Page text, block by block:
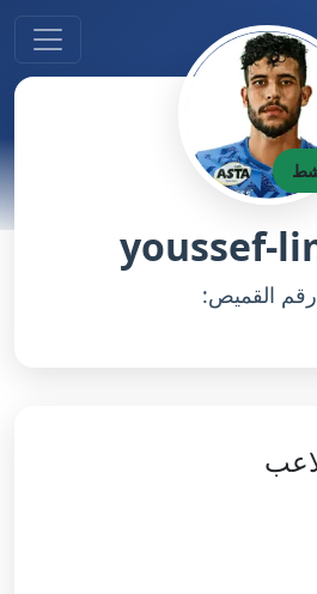
youssef-
القميص: